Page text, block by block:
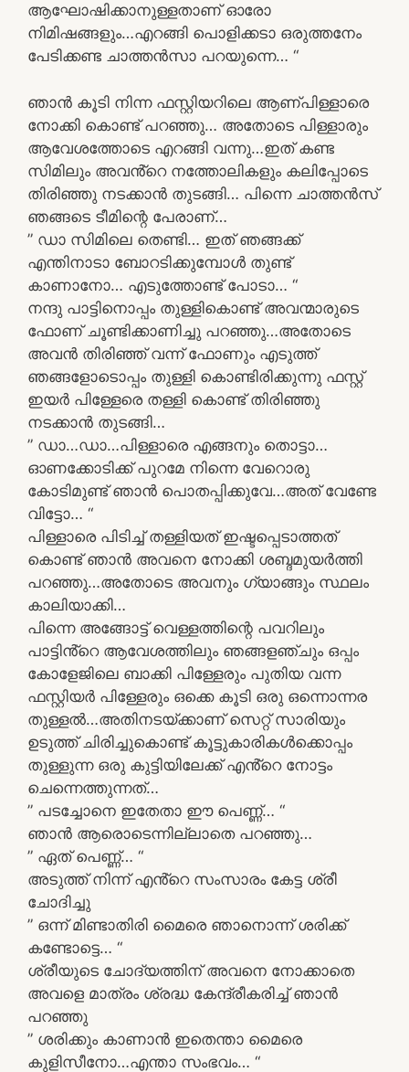
ആഘോഷിക്കാനുള്ളതാണ് ഓരോ
നിമിഷങ്ങളും…എറങ്ങി പൊളിക്കടാ ഒരുത്തനേം
പേടിക്കണ്ട ചാത്തൻസാ പറയുന്നെ… “
ഞാൻ കൂടി നിന്ന ഫസ്റ്റിയറിലെ ആണ്പിള്ളാരെ
നോക്കി കൊണ്ട് പറഞ്ഞു… അതോടെ പിള്ളാരും
ആവേശത്തോടെ എറങ്ങി വന്നു…ഇത് കണ്ട
സിമിലും അവൻ്റെ നത്തോലികളും കലിപ്പോടെ
തിരിഞ്ഞു നടക്കാൻ തുടങ്ങി… പിന്നെ ചാത്തൻസ്
ഞങ്ങടെ ടീമിന്റെ പേരാണ്…
” ഡാ സിമിലെ തെണ്ടി… ഇത് ഞങ്ങക്ക്
എന്തിനാടാ ബോറടിക്കുമ്പോൾ തുണ്ട്
കാണാനോ… എടുത്തോണ്ട് പോടാ… “
നന്ദു പാട്ടിനൊപ്പം തുള്ളികൊണ്ട് അവന്മാരുടെ
ഫോണ് ചൂണ്ടിക്കാണിച്ചു പറഞ്ഞു…അതോടെ
അവൻ തിരിഞ്ഞ് വന്ന് ഫോണും എടുത്ത്
ഞങ്ങളോടൊപ്പം തുള്ളി കൊണ്ടിരിക്കുന്നു ഫസ്റ്റ്
ഇയർ പിള്ളേരെ തള്ളി കൊണ്ട് തിരിഞ്ഞു
നടക്കാൻ തുടങ്ങി…
” ഡാ…ഡാ…പിള്ളാരെ എങ്ങനും തൊട്ടാ…
ഓണക്കോടിക്ക് പുറമേ നിന്നെ വേറൊരു
കോടിമുണ്ട് ഞാൻ പൊതപ്പിക്കുവേ…അത് വേണ്ടേ
വിട്ടോ… “
പിള്ളാരെ പിടിച്ച് തള്ളിയത് ഇഷ്ടപ്പെടാത്തത്
കൊണ്ട് ഞാൻ അവനെ നോക്കി ശബ്ദമുയർത്തി
പറഞ്ഞു…അതോടെ അവനും ഗ്യാങ്ങും സ്ഥലം
കാലിയാക്കി…
പിന്നെ അങ്ങോട്ട് വെള്ളത്തിന്റെ പവറിലും
പാട്ടിൻ്റെ ആവേശത്തിലും ഞങ്ങളഞ്ചും ഒപ്പം
കോളേജിലെ ബാക്കി പിള്ളേരും പുതിയ വന്ന
ഫസ്റ്റിയർ പിള്ളേരും ഒക്കെ കൂടി ഒരു ഒന്നൊന്നര
തുള്ളൽ…അതിനടയ്ക്കാണ് സെറ്റ് സാരിയും
ഉടുത്ത് ചിരിച്ചുകൊണ്ട് കൂട്ടുകാരികൾക്കൊപ്പം
തുള്ളുന്ന ഒരു കുട്ടിയിലേക്ക് എൻ്റെ നോട്ടം
ചെന്നെത്തുന്നത്…
” പടച്ചോനെ ഇതേതാ ഈ പെണ്ണ്… “
ഞാൻ ആരൊടെന്നില്ലാതെ പറഞ്ഞു…
” ഏത് പെണ്ണ്… “
അടുത്ത് നിന്ന് എൻ്റെ സംസാരം കേട്ട ശ്രീ
ചോദിച്ചു
” ഒന്ന് മിണ്ടാതിരി മൈരെ ഞാനൊന്ന് ശരിക്ക്
കണ്ടോട്ടെ… “
ശ്രീയുടെ ചോദ്യത്തിന് അവനെ നോക്കാതെ
അവളെ മാത്രം ശ്രദ്ധ കേന്ദ്രീകരിച്ച് ഞാൻ
പറഞ്ഞു
” ശരിക്കും കാണാൻ ഇതെന്താ മൈരെ
കുളിസീനോ…എന്താ സംഭവം… “